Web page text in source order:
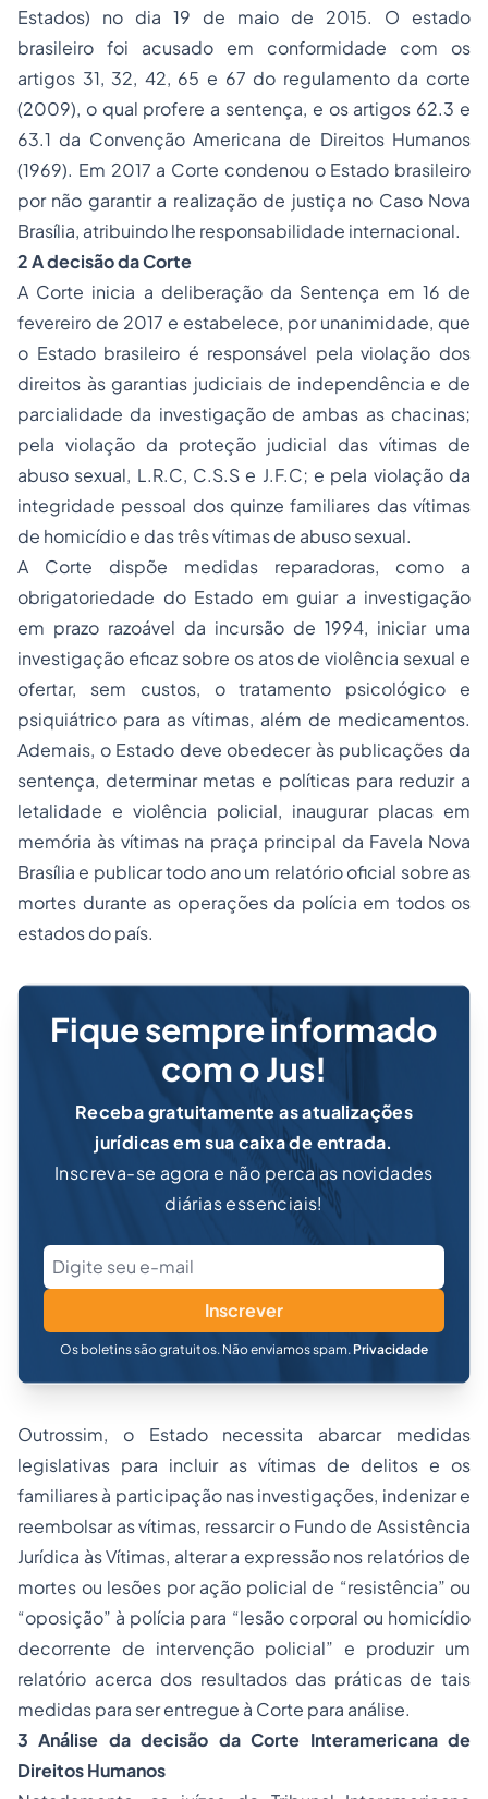
Estados) no dia 19 de maio de 2015. O estado
brasileiro foi acusado em conformidade com os
artigos 31, 32, 42, 65 e 67 do regulamento da corte
(2009), o qual profere a sentença, e os artigos 62.3 e
63.1 da Convenção Americana de Direitos Humanos
(1969). Em 2017 a Corte condenou o Estado brasileiro
por não garantir a realização de justiça no Caso Nova
Brasília, atribuindo lhe responsabilidade internacional.
2 A decisão da Corte
A Corte inicia a deliberação da Sentença em 16 de
fevereiro de 2017 e estabelece, por unanimidade, que
o Estado brasileiro é responsável pela violação dos
direitos às garantias judiciais de independência e de
parcialidade da investigação de ambas as chacinas;
pela violação da proteção judicial das vítimas de
abuso sexual, L.R.C, C.S.S e J.F.C; e pela violação da
integridade pessoal dos quinze familiares das vítimas
de homicídio e das três vítimas de abuso sexual.
A Corte dispõe medidas reparadoras, como a
obrigatoriedade do Estado em guiar a investigação
em prazo razoável da incursão de 1994, iniciar uma
investigação eficaz sobre os atos de violência sexual e
ofertar, sem custos, o tratamento psicológico e
psiquiátrico para as vítimas, além de medicamentos.
Ademais, o Estado deve obedecer às publicações da
sentença, determinar metas e políticas para reduzir a
letalidade e violência policial, inaugurar placas em
memória às vítimas na praça principal da Favela Nova
Brasília e publicar todo ano um relatório oficial sobre as
mortes durante as operações da polícia em todos os
estados do país.
Fique sempre informado
com o Jus!
Receba gratuitamente as atualizações
jurídicas em sua caixa de entrada.
Inscreva-se agora e não perca as novidades
diárias essenciais!
Inscrever
Os boletins são gratuitos. Não enviamos spam. Privacidade
Outrossim, o Estado necessita abarcar medidas
legislativas para incluir as vítimas de delitos e os
familiares à participação nas investigações, indenizar e
reembolsar as vítimas, ressarcir o Fundo de Assistência
Jurídica às Vítimas, alterar a expressão nos relatórios de
mortes ou lesões por ação policial de “resistência” ou
“oposição” à polícia para “lesão corporal ou homicídio
decorrente de intervenção policial” e produzir um
relatório acerca dos resultados das práticas de tais
medidas para ser entregue à Corte para análise.
3 Análise da decisão da Corte Interamericana de
Direitos Humanos